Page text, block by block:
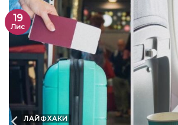
ЛАЙФХАКИ
19
Лис